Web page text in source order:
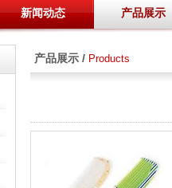
新闻动态 产品展示
产品展示 / Products